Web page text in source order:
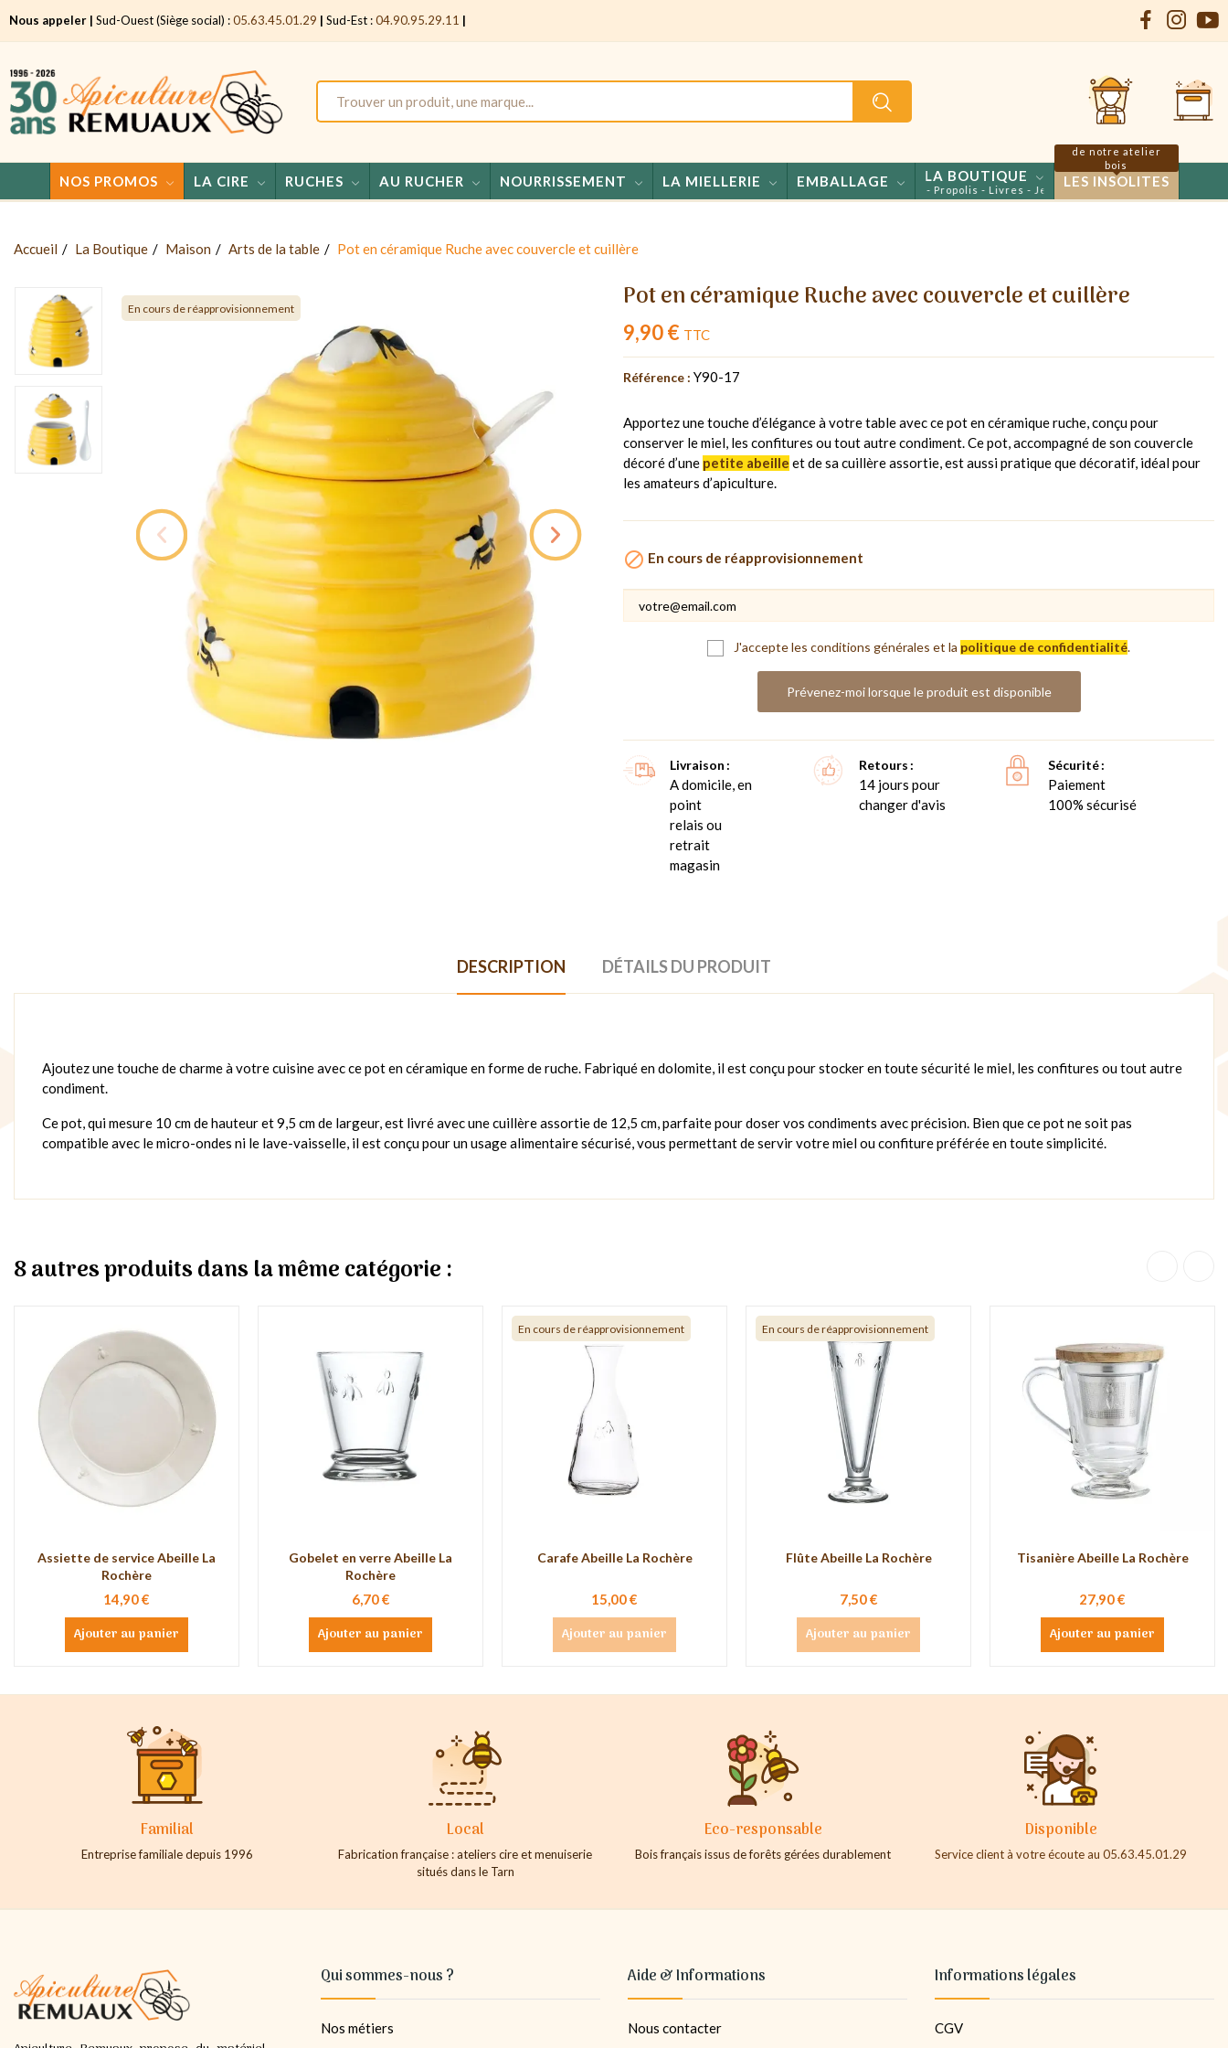
Nous appeler | Sud-Ouest (Siège social) :05.63.45.01.29 | Sud-Est :04.90.95.29.11 |
NOS PROMOS LA CIRE RUCHES AU RUCHER NOURRISSEMENT LA MIELLERIE EMBALLAGE LA BOUTIQUE
Miels - Confiseries - Propolis - Livres - Jeux
LES INSOLITES
de notre atelier
bois
Accueil La Boutique Maison Arts de la table Pot en céramique Ruche avec couvercle et cuillère
En cours de réapprovisionnement Pot en céramique Ruche avec couvercle et cuillère
9,90 € TTC
Référence : Y90-17
Apportez une touche d’élégance à votre table avec ce pot en céramique ruche, conçu pour
conserver le miel, les confitures ou tout autre condiment. Ce pot, accompagné de son couvercle
décoré d’une petite abeille et de sa cuillère assortie, est aussi pratique que décoratif, idéal pour
les amateurs d’apiculture.
 En cours de réapprovisionnement
J'accepte les conditions générales et la politique de confidentialité.
Prévenez-moi lorsque le produit est disponible
Livraison
A domicile, en
point
relais ou
retrait
magasin
Retours
14 jours pour
changer d'avis
Sécurité
Paiement
100% sécurisé
DESCRIPTION DÉTAILS DU PRODUIT
Ajoutez une touche de charme à votre cuisine avec ce pot en céramique en forme de ruche. Fabriqué en dolomite, il est conçu pour stocker en toute sécurité le miel, les confitures ou tout autre
condiment.
Ce pot, qui mesure 10 cm de hauteur et 9,5 cm de largeur, est livré avec une cuillère assortie de 12,5 cm, parfaite pour doser vos condiments avec précision. Bien que ce pot ne soit pas
compatible avec le micro-ondes ni le lave-vaisselle, il est conçu pour un usage alimentaire sécurisé, vous permettant de servir votre miel ou confiture préférée en toute simplicité.
8 autres produits dans la même catégorie :
Assiette de service Abeille La
Rochère
14,90 €
Ajouter au panier
Gobelet en verre Abeille La
Rochère
6,70 €
Ajouter au panier
En cours de réapprovisionnement
Carafe Abeille La Rochère
15,00 €
Ajouter au panier
En cours de réapprovisionnement
Flûte Abeille La Rochère
7,50 €
Ajouter au panier
Tisanière Abeille La Rochère
27,90 €
Ajouter au panier
Familial
Entreprise familiale depuis 1996
Local
Fabrication française : ateliers cire et menuiserie
situés dans le Tarn
Eco-responsable
Bois français issus de forêts gérées durablement
Disponible
Service client à votre écoute au 05.63.45.01.29
Qui sommes-nous ?
Nos métiers
Aide & Informations
Nous contacter
Informations légales
CGV